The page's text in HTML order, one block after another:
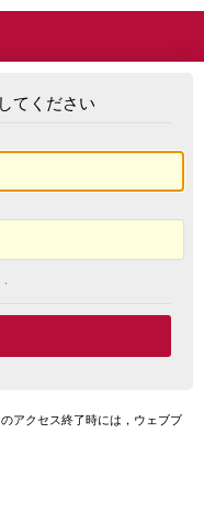
てください
アクセス終了時には，ウェブブ